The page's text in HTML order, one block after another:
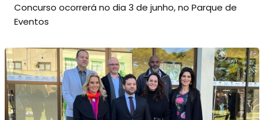
Concurso ocorrerá no dia 3 de junho, no Parque de
Eventos